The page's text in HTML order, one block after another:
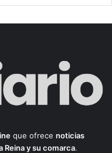
que ofrece noticias
Reina y su comarca.